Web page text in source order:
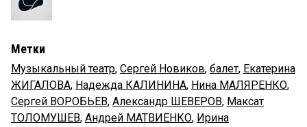
Метки
Музыкальный театр, Сергей Новиков, балет, Екатерина
ЖИГАЛОВА, Надежда КАЛИНИНА, Нина МАЛЯРЕНКО,
Сергей ВОРОБЬЕВ, Александр ШЕВЕРОВ, Максат
ТОЛОМУШЕВ, Андрей МАТВИЕНКО, Ирина